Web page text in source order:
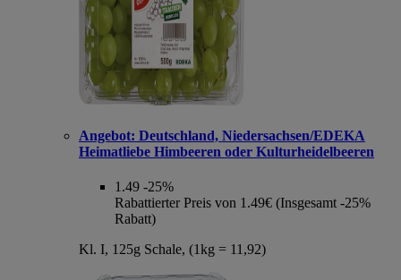
Angebot: Deutschland, Niedersachsen/EDEKA
Heimatliebe Himbeeren oder Kulturheidelbeeren
1.49 -25%
Rabattierter Preis von 1.49€ (Insgesamt -25%
Rabatt)
Kl. I, 125g Schale, (1kg = 11,92)